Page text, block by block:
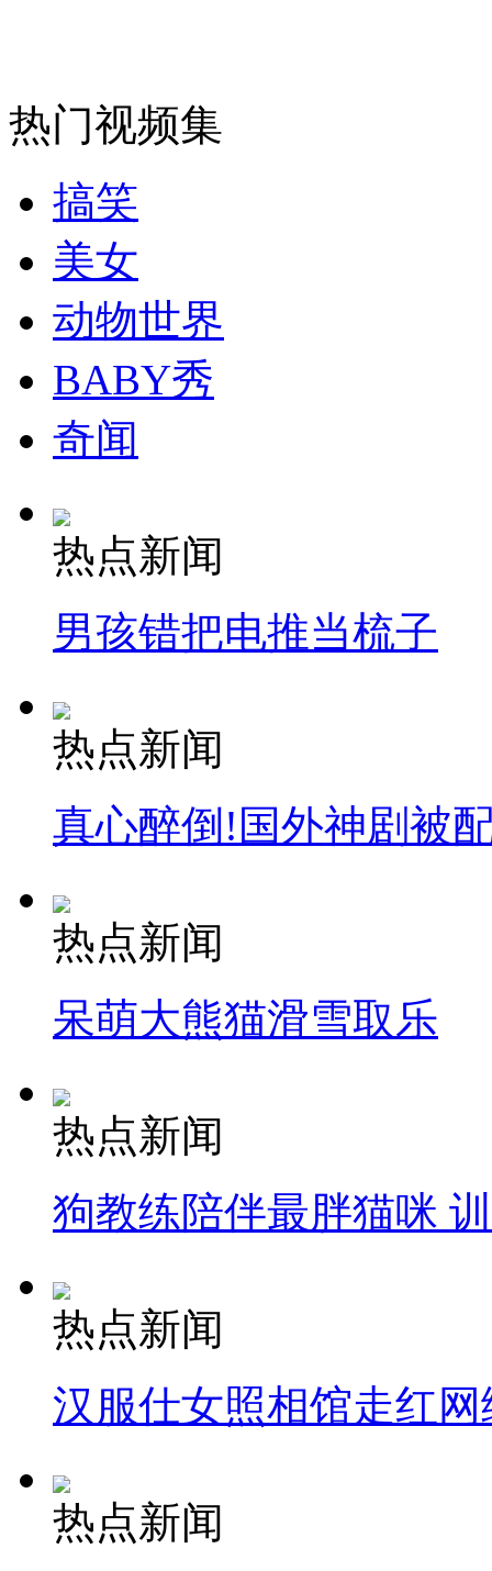
安徽一实载49人客车翻车
走！跟着总书记去植树
消防员救轻生者 花炮节热闹非凡
纽约上演“枕头大战”
司机酒驾遇交警 急速倒车逃窜
热门视频集
搞笑
美女
动物世界
BABY秀
奇闻
热点新闻
男孩错把电推当梳子
热点新闻
真心醉倒!国外神剧被
热点新闻
呆萌大熊猫滑雪取乐
热点新闻
狗教练陪伴最胖猫咪
热点新闻
汉服仕女照相馆走红网
热点新闻